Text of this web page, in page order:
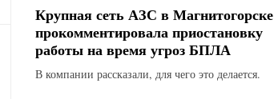
Крупная сеть АЗС в Магнитогорске
прокомментировала приостановку
работы на время угроз БПЛА
В компании рассказали, для чего это делается.